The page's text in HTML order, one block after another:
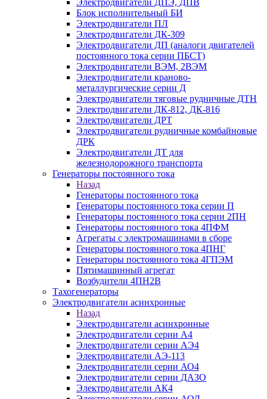
Электродвигатели ДПЭ, ДПВ
Блок исполнительный БИ
Электродвигатели ПЛ
Электродвигатели ДК-309
Электродвигатели ДП (аналоги двигателей
постоянного тока серии ПБСТ)
Электродвигатели ВЭМ, 2ВЭМ
Электродвигатели краново-
металлургические серии Д
Электродвигатели тяговые рудничные ДТН
Электродвигатели ДК-812, ДК-816
Электродвигатели ДРТ
Электродвигатели рудничные комбайновые
ДРК
Электродвигатели ДТ для
железнодорожного транспорта
Генераторы постоянного тока
Назад
Генераторы постоянного тока
Генераторы постоянного тока серии П
Генераторы постоянного тока серии 2ПН
Генераторы постоянного тока 4ПФМ
Агрегаты с электромашинами в сборе
Генераторы постоянного тока 4ПНГ
Генераторы постоянного тока 4ГПЭМ
Пятимашинный агрегат
Возбудители 4ПН2В
Тахогенераторы
Электродвигатели асинхронные
Назад
Электродвигатели асинхронные
Электродвигатели серии А4
Электродвигатели серии АЭ4
Электродвигатели АЭ-113
Электродвигатели серии АО4
Электродвигатели серии ДАЗО
Электродвигатели АК4